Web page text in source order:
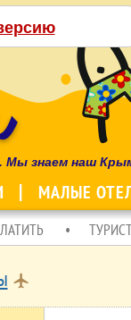
Мы знаем наш
МАЛЫЕ
local_airport